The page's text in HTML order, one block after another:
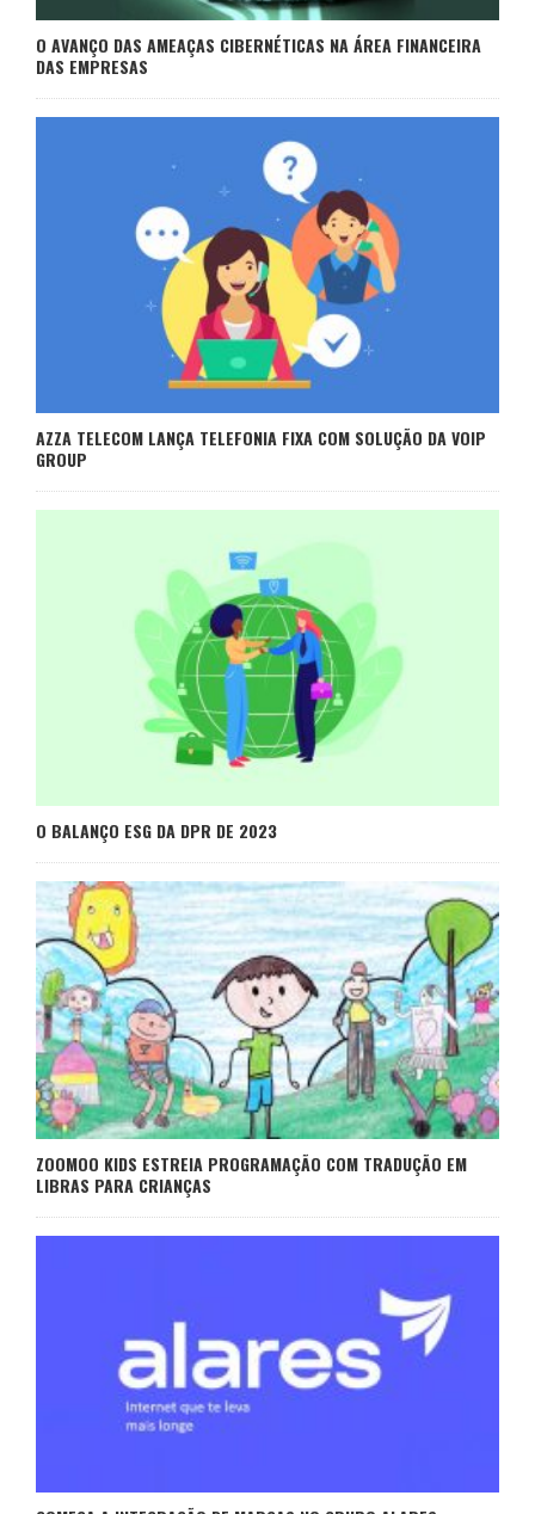
O AVANÇO DAS AMEAÇAS CIBERNÉTICAS NA ÁREA FINANCEIRA
DAS EMPRESAS
AZZA TELECOM LANÇA TELEFONIA FIXA COM SOLUÇÃO DA VOIP
GROUP
O BALANÇO ESG DA DPR DE 2023
ZOOMOO KIDS ESTREIA PROGRAMAÇÃO COM TRADUÇÃO EM
LIBRAS PARA CRIANÇAS